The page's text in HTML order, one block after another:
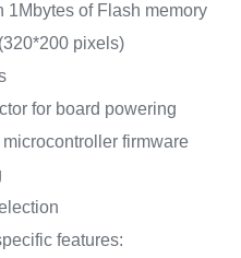
1Mbytes of Flash memory
pixels)
for board powering
firmware
features: